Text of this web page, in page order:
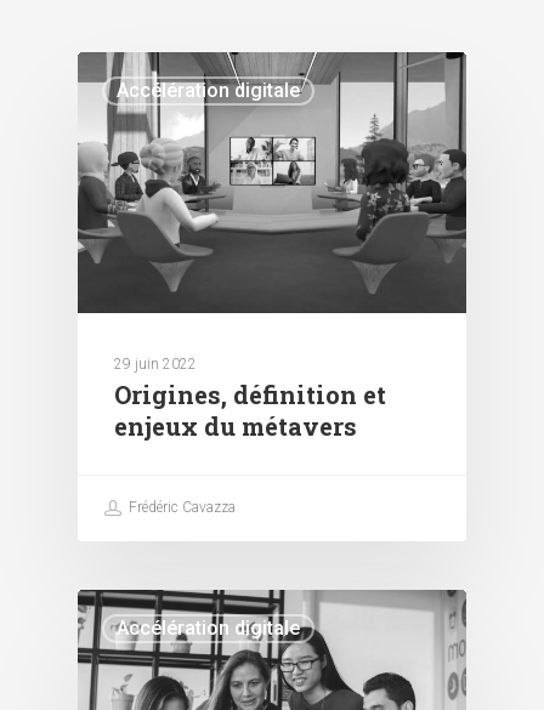
Accélération digitale
29 juin 2022
Origines, définition et
enjeux du métavers
Frédéric Cavazza
Accélération digitale